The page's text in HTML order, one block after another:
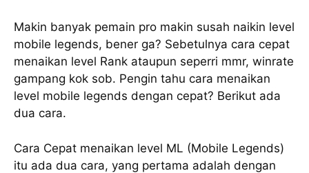
Makin banyak pemain pro makin susah naikin level
mobile legends, bener ga? Sebetulnya cara cepat
menaikan level Rank ataupun seperri mmr, winrate
gampang kok sob. Pengin tahu cara menaikan
level mobile legends dengan cepat? Berikut ada
dua cara.
Cara Cepat menaikan level ML (Mobile Legends)
itu ada dua cara, yang pertama adalah dengan